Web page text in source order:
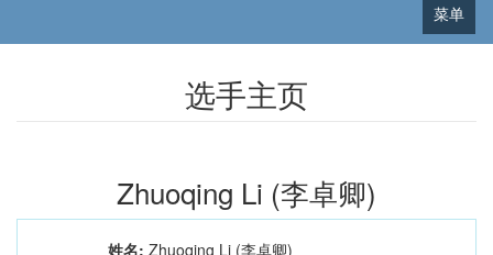
菜单
选手主页
Zhuoqing Li (李卓卿)
姓名: Zhuoqing Li (李卓卿)